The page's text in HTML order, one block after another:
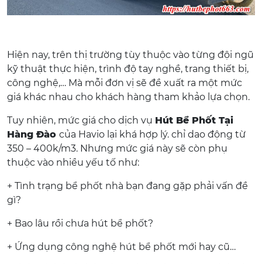
Hiện nay, trên thị trường tùy thuộc vào từng đội ngũ
kỹ thuật thực hiện, trình độ tay nghề, trang thiết bị,
công nghệ,… Mà mỗi đơn vị sẽ đề xuất ra một mức
giá khác nhau cho khách hàng tham khảo lựa chọn.
Tuy nhiên, mức giá cho dịch vụ Hút Bể Phốt Tại
Hàng Đào của Havio lại khá hợp lý. chỉ dao động từ
350 – 400k/m3. Nhưng mức giá này sẽ còn phụ
thuộc vào nhiều yếu tố như:
+ Tình trạng bể phốt nhà bạn đang gặp phải vấn đề
gì?
+ Bao lâu rồi chưa hút bể phốt?
+ Ứng dụng công nghệ hút bể phốt mới hay cũ…